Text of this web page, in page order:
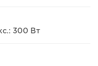
300 Вт